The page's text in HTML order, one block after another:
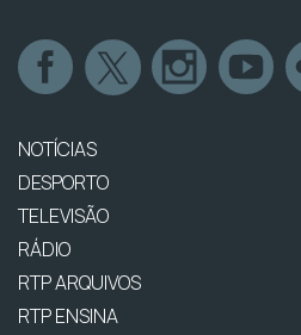
NOTÍCIAS
DESPORTO
TELEVISÃO
RÁDIO
RTP ARQUIVOS
RTP ENSINA